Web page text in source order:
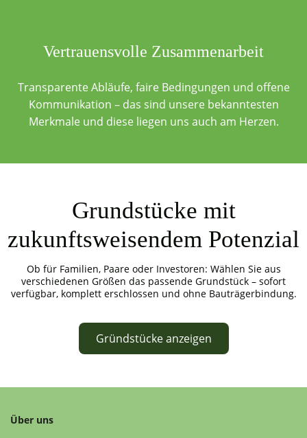
Vertrauensvolle Zusammenarbeit
Transparente Abläufe, faire Bedingungen und offene
Kommunikation – das sind unsere bekanntesten
Merkmale und diese liegen uns auch am Herzen.
Grundstücke mit
zukunftsweisendem Potenzial
Ob für Familien, Paare oder Investoren: Wählen Sie aus
verschiedenen Größen das passende Grundstück – sofort
verfügbar, komplett erschlossen und ohne Bauträgerbindung.
Gründstücke anzeigen
Über uns